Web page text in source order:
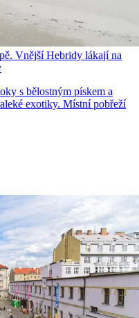
Vnější Hebridy lákají na
s bělostným pískem a
exotiky. Místní pobřeží